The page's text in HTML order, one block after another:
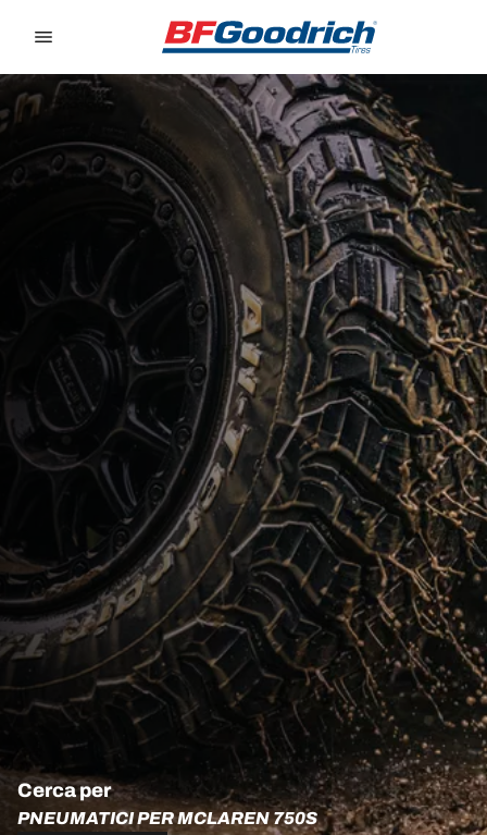
Cerca per
PNEUMATICI PER MCLAREN 750S